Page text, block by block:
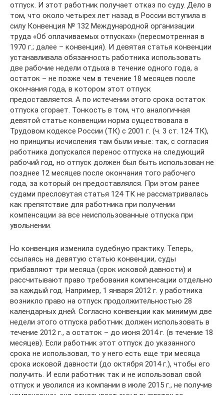
отпуск. И этот работник получает отказ по суду. Дело в
том, что около четырех лет назад в России вступила в
силу Конвенция № 132 Международной организации
труда «Об оплачиваемых отпусках» (пересмотренная в
1970 г.; далее – конвенция). И девятая статья конвенции
устанавливала обязанность работника использовать
две рабочие недели отдыха в течение одного года, а
остаток – не позже чем в течение 18 месяцев после
окончания года, в котором этот отпуск
предоставляется. А по истечении этого срока остаток
отпуска сгорает. Тонкость в том, что аналогичная
девятой статье конвенции норма существовала в
Трудовом кодексе России (ТК) с 2001 г. (ч. 3 ст. 124 ТК),
но принципы исчисления там были иные: так, с согласия
работника допускался перенос отпуска на следующий
рабочий год, но отпуск должен был быть использован не
позднее 12 месяцев после окончания того рабочего
года, за который он предоставлялся. При этом ранее
судами пресловутая статья 124 ТК не рассматривалась
как препятствие для работника при получении
компенсации за все неиспользованные отпуска при
увольнении.
Но конвенция изменила судебную практику. Теперь,
ссылаясь на девятую статью конвенции, суды
прибавляют три месяца (срок исковой давности) и
рассчитывают право требования компенсации отдельно
за каждый год. Например, 1 января 2012 г. у работника
возникло право на отпуск продолжительностью 28
календарных дней. Согласно конвенции как минимум две
недели этого отпуска работник должен использовать в
течение 2012 г., а остаток – до июня 2014 г. (в течение 18
месяцев). Если работник этот отпуск до указанного
срока не использовал, то у него есть еще три месяца
срока исковой давности (до октября 2014 г.), чтобы его
получить. И если работник так и не использовал свой
отпуск и уволился из компании в июле 2015 г., не получив